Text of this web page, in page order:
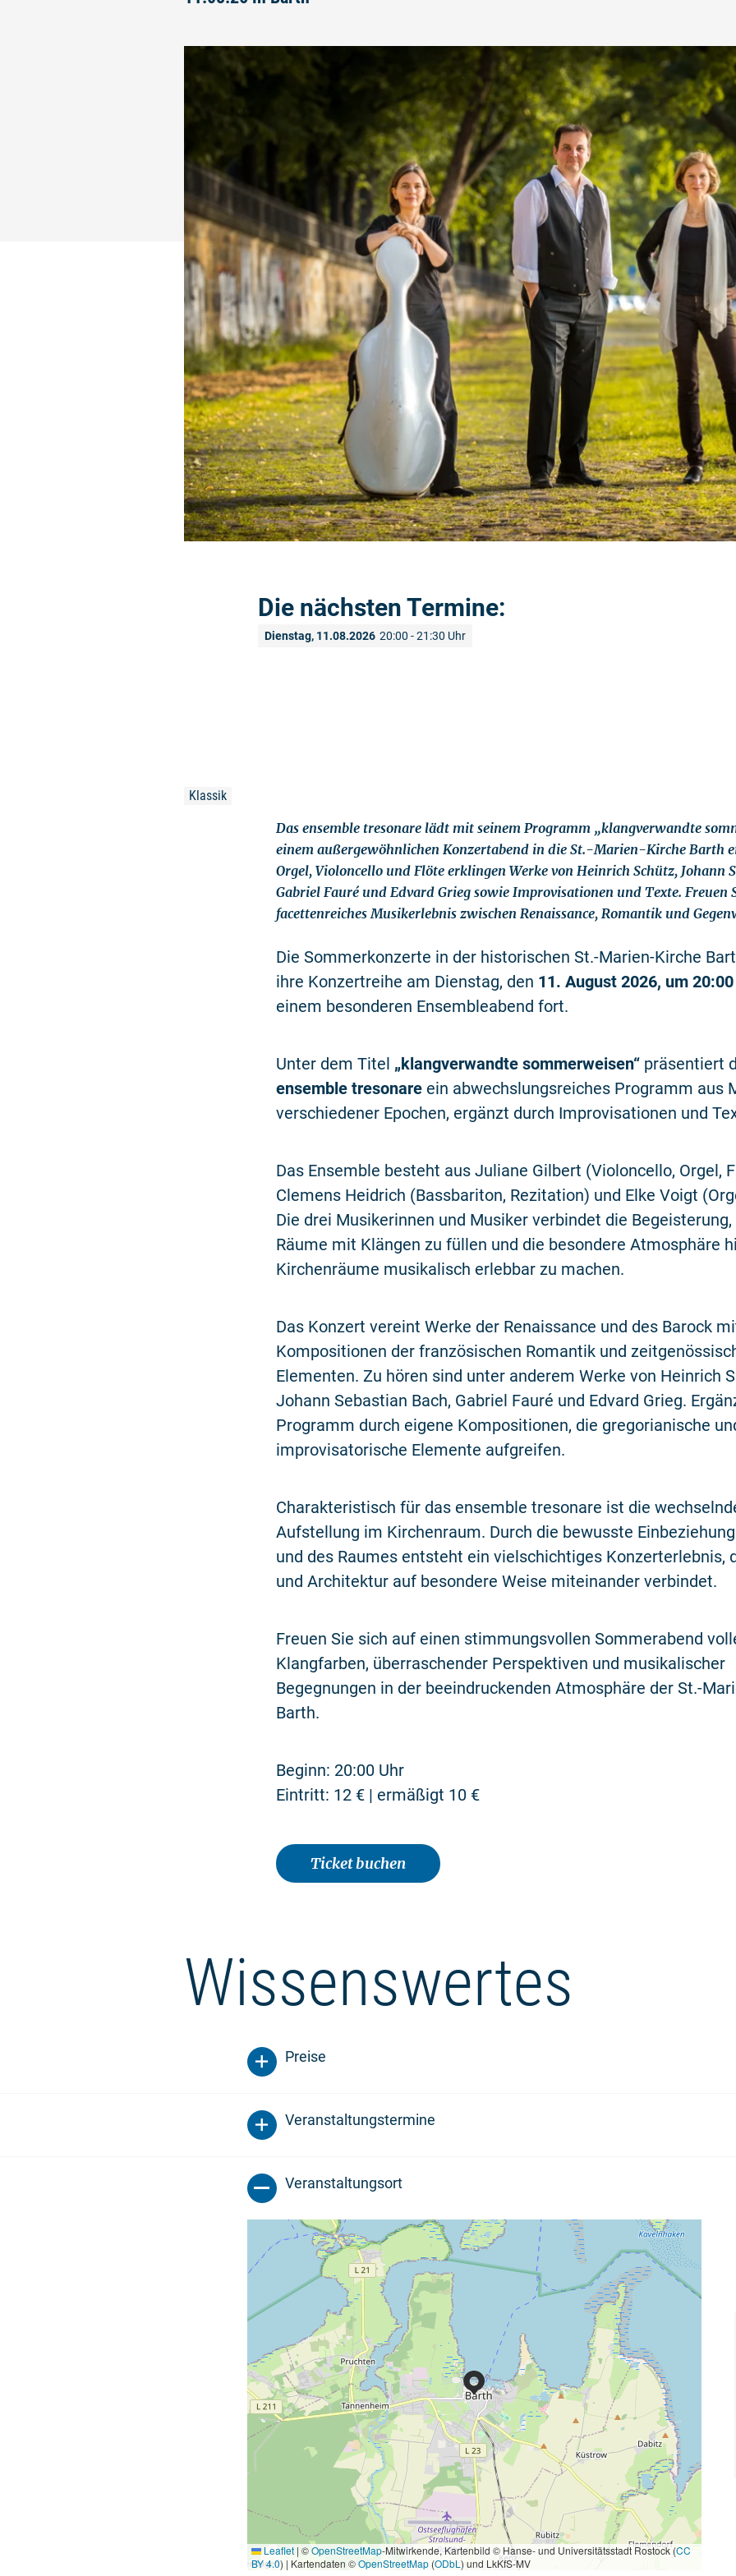
Die nächsten Termine:
Dienstag, 11.08.2026 20:00 - 21:30 Uhr
Klassik
Das ensemble tresonare lädt mit seinem Programm „klangverwandte
einem außergewöhnlichen Konzertabend in die St.-Marien-Kirche Barth
Orgel, Violoncello und Flöte erklingen Werke von Heinrich Schütz, Johann
Gabriel Fauré und Edvard Grieg sowie Improvisationen und Texte. Freuen
facettenreiches Musikerlebnis zwischen Renaissance, Romantik und
Die Sommerkonzerte in der historischen St.-Marien-Kirche
ihre Konzertreihe am Dienstag, den 11. August 2026, um
einem besonderen Ensembleabend fort.
Unter dem Titel „klangverwandte sommerweisen“ präsentiert
ensemble tresonare ein abwechslungsreiches Programm aus
verschiedener Epochen, ergänzt durch Improvisationen und
Das Ensemble besteht aus Juliane Gilbert (Violoncello, Orgel,
Clemens Heidrich (Bassbariton, Rezitation) und Elke Voigt
Die drei Musikerinnen und Musiker verbindet die
Räume mit Klängen zu füllen und die besondere Atmosphäre
Kirchenräume musikalisch erlebbar zu machen.
Das Konzert vereint Werke der Renaissance und des Barock
Kompositionen der französischen Romantik und
Elementen. Zu hören sind unter anderem Werke von Heinrich
Johann Sebastian Bach, Gabriel Fauré und Edvard Grieg.
Programm durch eigene Kompositionen, die gregorianische
improvisatorische Elemente aufgreifen.
Charakteristisch für das ensemble tresonare ist die
Aufstellung im Kirchenraum. Durch die bewusste
und des Raumes entsteht ein vielschichtiges Konzerterlebnis,
und Architektur auf besondere Weise miteinander verbindet.
Freuen Sie sich auf einen stimmungsvollen Sommerabend
Klangfarben, überraschender Perspektiven und musikalischer
Begegnungen in der beeindruckenden Atmosphäre der St.-
Barth.
Beginn: 20:00 Uhr
Eintritt: 12 € | ermäßigt 10 €
Ticket buchen
Wissenswertes
Preise
Veranstaltungstermine
Veranstaltungsort
Leaflet | ©OpenStreetMap-Mitwirkende, Kartenbild © Hanse- und Universitätsstadt Rostock (CC
BY 4.0) | Kartendaten ©OpenStreetMap(ODbL ) und LkKfS-MV